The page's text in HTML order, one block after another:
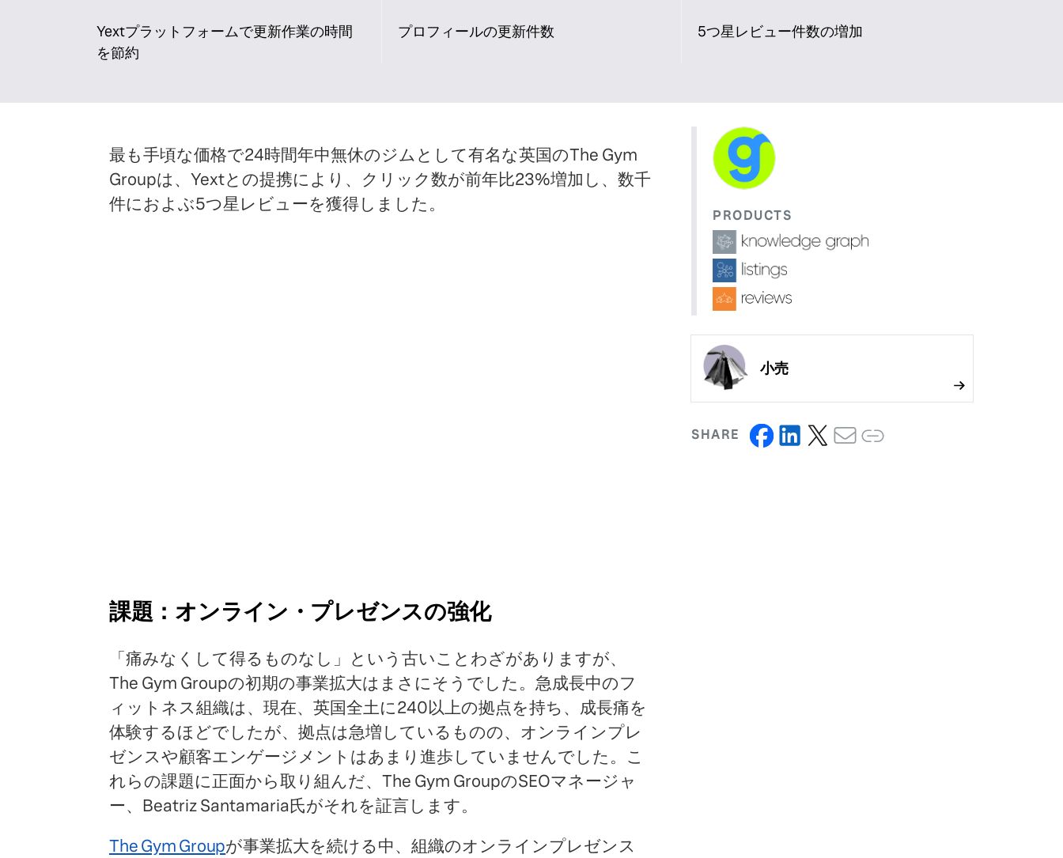
Yextプラットフォームで更新作業の時間
を節約
プロフィールの更新件数 5つ星レビュー件数の増加
最も手頃な価格で24時間年中無休のジムとして有名な英国のThe Gym
Groupは、Yextとの提携により、クリック数が前年比23%増加し、数千
件におよぶ5つ星レビューを獲得しました。
課題：オンライン・プレゼンスの強化
「痛みなくして得るものなし」という古いことわざがありますが、
The Gym Groupの初期の事業拡大はまさにそうでした。急成長中のフ
ィットネス組織は、現在、英国全土に240以上の拠点を持ち、成長痛を
体験するほどでしたが、拠点は急増しているものの、オンラインプレ
ゼンスや顧客エンゲージメントはあまり進歩していませんでした。こ
れらの課題に正面から取り組んだ、The Gym GroupのSEOマネージャ
ー、Beatriz Santamaria氏がそれを証言します。
The Gym Groupが事業拡大を続ける中、組織のオンラインプレゼンス
PRODUCTS
小売
SHARE